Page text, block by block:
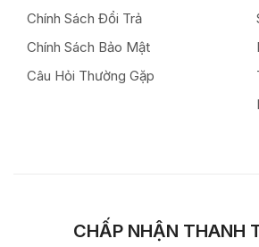
Chính Sách Đổi Trả
Chính Sách Bảo Mật
Câu Hỏi Thường Gặp
CHẤP NHẬN THANH